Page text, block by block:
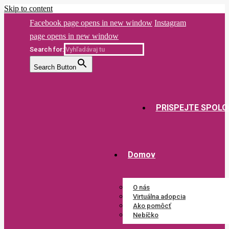
Skip to content
Facebook page opens in new window Instagram
page opens in new window
Search for:
Search Button
PRISPEJTE
Domov
O nás
Virtuálna adopcia
Ako pomôcť
Nebíčko